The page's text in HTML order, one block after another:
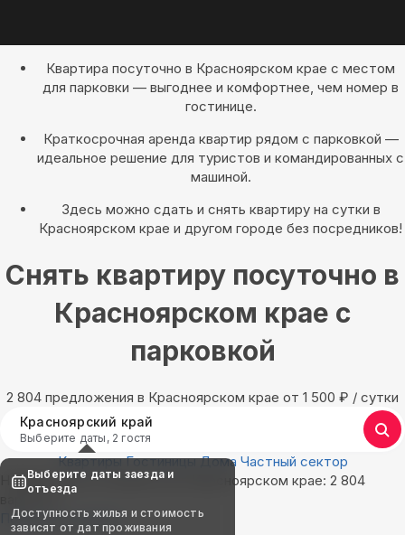
Квартира посуточно в Красноярском крае с местом
для парковки — выгоднее и комфортнее, чем номер в
гостинице.
Краткосрочная аренда квартир рядом с парковкой —
идеальное решение для туристов и командированных с
машиной.
Здесь можно сдать и снять квартиру на сутки в
Красноярском крае и другом городе без посредников!
Снять квартиру посуточно в
Красноярском крае с
парковкой
2 804 предложения в Красноярском крае oт 1 500 ₽ / сутки
Красноярский край
Выберите даты, 2 гостя
Квартиры Гостиницы Дома Частный сектор
Найдём, где остановиться в Красноярском крае: 2 804
Показать на карте
Выберите даты заезда и
отъезда
Доступность жилья и стоимость
зависят от дат проживания